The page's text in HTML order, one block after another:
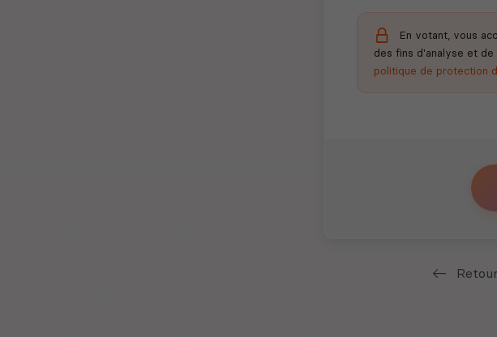
En votant, vous
des fins d'analyse et
politique de protection